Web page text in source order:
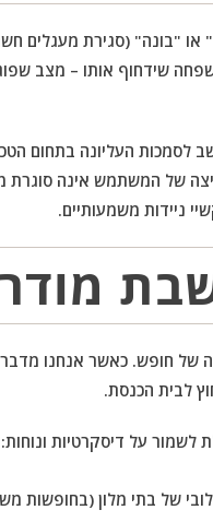
"בונה" (סגירת מעגלים
משפחה שידחוף אותו – מצב
לסמכות העליונה בתחום
של המשתמש אינה סוגרת
ניידות משמעותיים.
של חופש. כאשר אנחנו
לבית הכנסת.
לשמור על דיסקרטיות ונוחות:
של בתי מלון (בחופשות